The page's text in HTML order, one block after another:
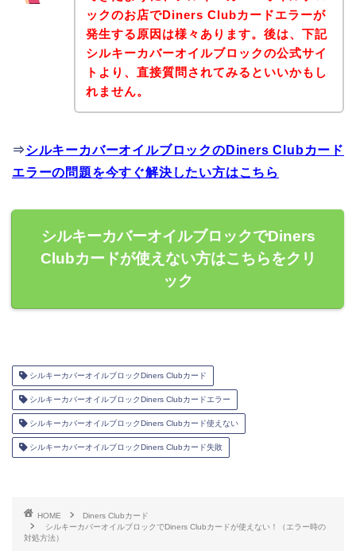
ックのお店でDiners Clubカードエラーが
発生する原因は様々あります。後は、下記
シルキーカバーオイルブロックの公式サイ
トより、直接質問されてみるといいかもし
れません。
⇒シルキーカバーオイルブロックのDiners Clubカード
エラーの問題を今すぐ解決したい方はこちら
シルキーカバーオイルブロックでDiners
Clubカードが使えない方はこちらをクリ
ック
シルキーカバーオイルブロックDiners Clubカード
シルキーカバーオイルブロックDiners Clubカードエラー
シルキーカバーオイルブロックDiners Clubカード使えない
シルキーカバーオイルブロックDiners Clubカード失敗
HOME
Diners Clubカード
シルキーカバーオイルブロックでDiners Clubカードが使えない！（エラー時の
対処方法）